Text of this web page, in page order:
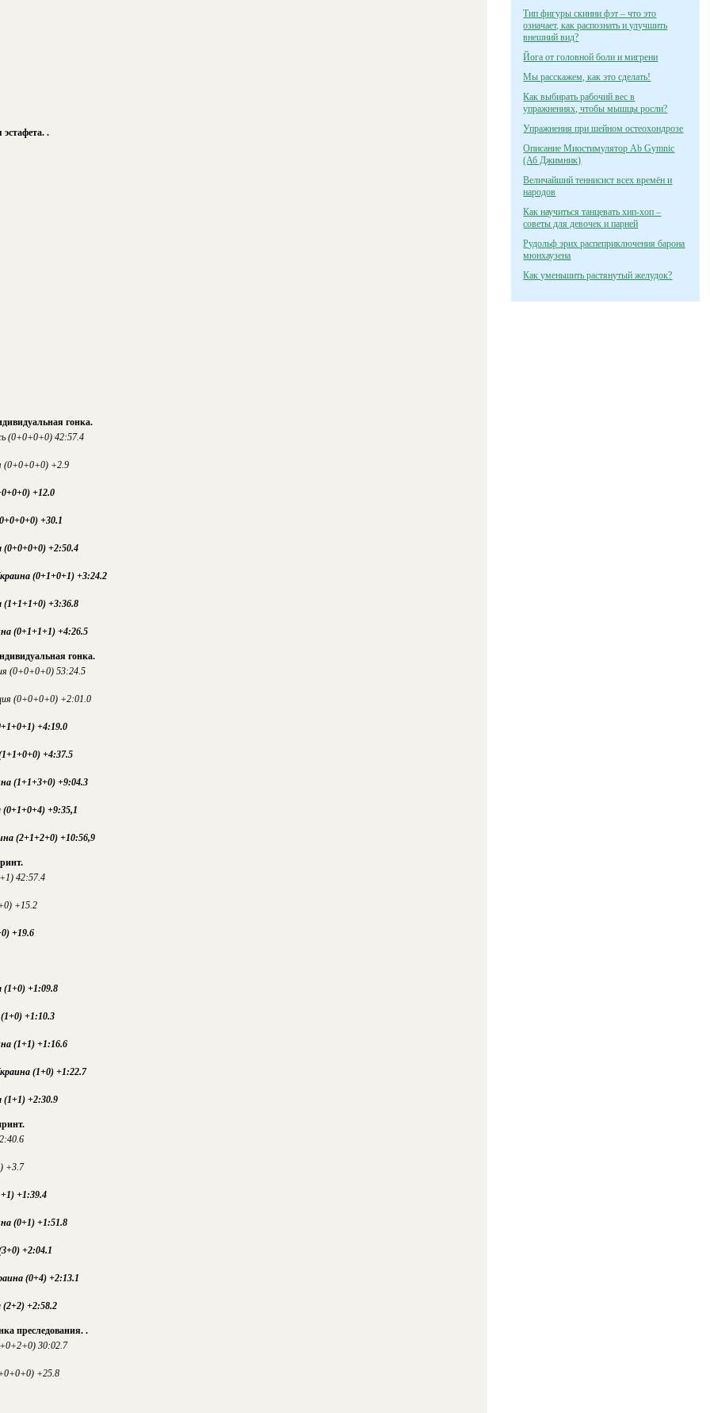
.
гонка.
(0+0+0+0) 42:57.4
(0+0+0+0) +2.9
+12.0
+30.1
+2:50.4
(0+1+0+1) +3:24.2
+3:36.8
(0+1+1+1) +4:26.5
гонка.
(0+0+0+0) 53:24.5
(0+0+0+0) +2:01.0
+4:19.0
+4:37.5
(1+1+3+0) +9:04.3
(0+1+0+4) +9:35,1
(2+1+2+0) +10:56,9
42:57.4
+15.2
+19.6
+1:09.8
+1:10.3
(1+1) +1:16.6
(1+0) +1:22.7
+2:30.9
+3.7
+1:39.4
(0+1) +1:51.8
+2:04.1
(0+4) +2:13.1
(2+2) +2:58.2
преследования. .
30:02.7
+25.8
Тип фигуры скинни фэт – что это
означает, как распознать и улучшить
внешний вид?
Йога от головной боли и мигрени
Мы расскажем, как это сделать!
Как выбирать рабочий вес в
упражнениях, чтобы мышцы росли?
Упражнения при шейном остеохондрозе
Описание Миостимулятор Ab Gymnic
(Аб Джимник)
Величайший теннисист всех времён и
народов
Как научиться танцевать хип-хоп –
советы для девочек и парней
Рудольф эрих распеприключения барона
мюнхаузена
Как уменьшить растянутый желудок?